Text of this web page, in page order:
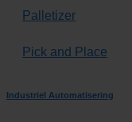
Palletizer
Pick and Place
Industriel Automatisering